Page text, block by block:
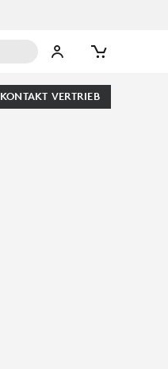
KONTAKT VERTRIEB